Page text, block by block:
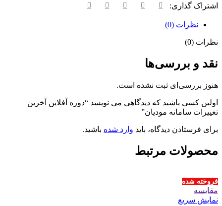
اشتراک گذاری:
نظرات (0)
نظرات (0)
نقد و بررسی‌ها
هنوز بررسی‌ای ثبت نشده است.
اولین کسی باشید که دیدگاهی می نویسد “دوره آفلاین آخرین
تغییرات سامانه مودیان”
برای فرستادن دیدگاه، باید وارد شده باشید.
محصولات مرتبط
فروخته شده
مقايسه
نمایش سریع